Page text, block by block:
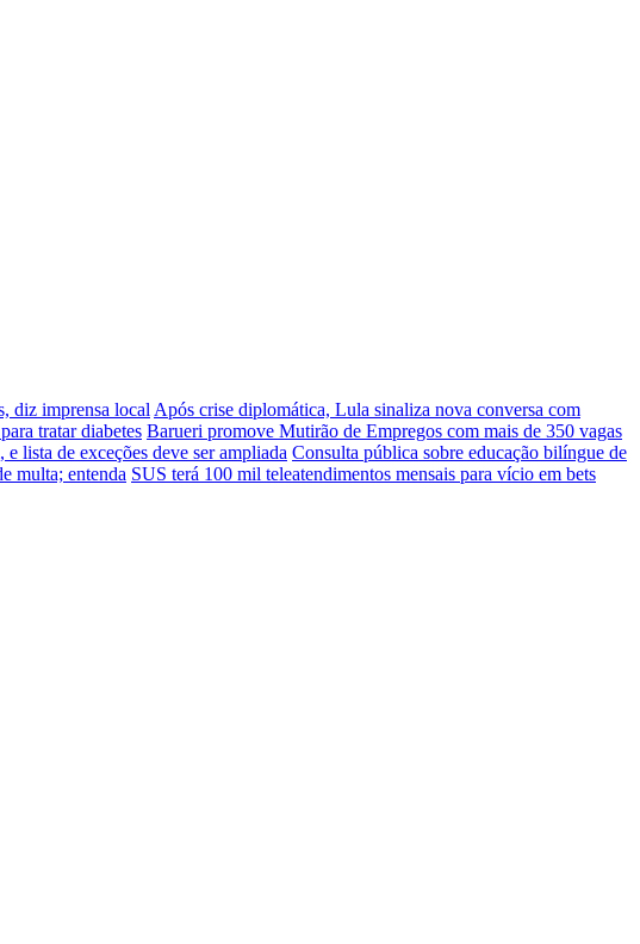
diz imprensa local Após crise diplomática, Lula sinaliza nova conversa com
tratar diabetes Barueri promove Mutirão de Empregos com mais de 350 vagas
lista de exceções deve ser ampliada Consulta pública sobre educação bilíngue de
multa; entenda SUS terá 100 mil teleatendimentos mensais para vício em bets